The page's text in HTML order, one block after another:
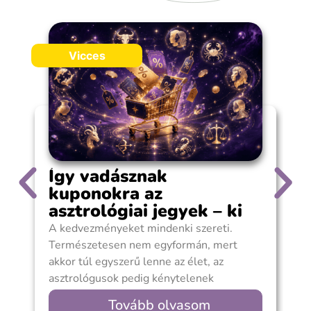
Vicces
Így vadásznak
kuponokra az
asztrológiai jegyek – ki
spórol?
A kedvezményeket mindenki szereti.
Természetesen nem egyformán, mert
akkor túl egyszerű lenne az élet, az
asztrológusok pedig kénytelenek
lennének rendes állás után nézni. Van, aki
Tovább olvasom